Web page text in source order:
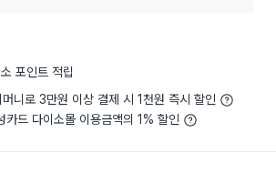
포인트 적립
머니로 3만원 이상 결제 시 1천원 즉시 할인
카드 다이소몰 이용금액의 1% 할인